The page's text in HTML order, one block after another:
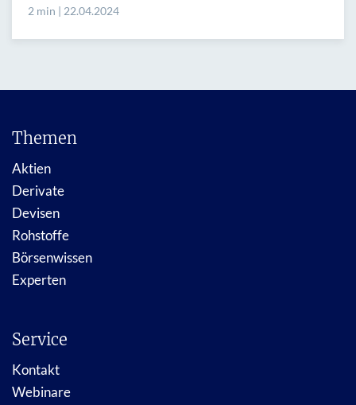
2 min | 22.04.2024
Themen
Aktien
Derivate
Devisen
Rohstoffe
Börsenwissen
Experten
Service
Kontakt
Webinare